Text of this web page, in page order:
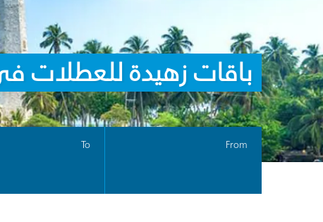
باقات زهيدة للعطلات في
From
To